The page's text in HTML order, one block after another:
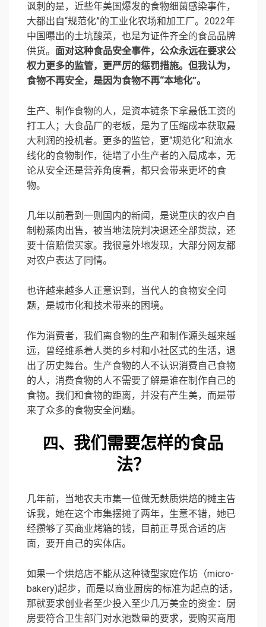
讽刺的是，近些年美国爆发的食物细菌感染事件，
大都出自“规范化”的工业化农场和加工厂。2022年
中国曝出的土坑酸菜，也是为证件齐全的食品品牌
供货。 面对这种食品安全事件，公众永远在要求公
权力更多的监管，更严厉的惩罚措施。但我认为，
食物不再安全，是因为食物不再“本地化”。
生产、制作食物的人，是资本链条下拿最低工资的
打工人；大食品厂的老板，是为了压缩成本获取最
大利润的投机者。更多的监管，更“规范化”和流水
线化的食物制作，徒增了小生产者的入局成本，无
论从安全还是营养角度看，都只会带来更坏的食
物。
几年以前看到一则国内的新闻，是说重庆的农户自
制粉蒸肉出售，被当地法院判决退还全部货款，还
要十倍赔偿买家。我很意外地发现，大部分网友都
对农户表达了同情。
也许越来越多人正意识到，当代人的食物安全问
题，是城市化和技术带来的困境。
作为消费者，我们离食物的生产和制作源头越来越
远，曾经维系着人类的乡村和小社区式的生活，退
出了历史舞台。生产食物的人不认识消费自己食物
的人，消费食物的人不需要了解是谁在制作自己的
食物。我们和食物的距离，并没有产生美，而是带
来了众多的食物安全问题。
四、 我们需要怎样的食品
法？
几年前，当地农夫市集一位做无麸质烘焙的摊主告
诉我，她在这个市集摆摊了两年，生意不错，她已
经攒够了买商业烤箱的钱，目前正寻觅合适的店
面，要开自己的实体店。
如果一个烘焙店不能从这种微型家庭作坊（micro-
bakery)起步，而是以商业厨房的标准为起点的话，
那就要求创业者至少投入至少几万美金的资金：厨
房要符合卫生部门对水池数量的要求，要购买商用